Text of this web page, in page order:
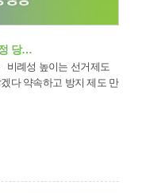
당…
다 약속하고 방지 제도 만